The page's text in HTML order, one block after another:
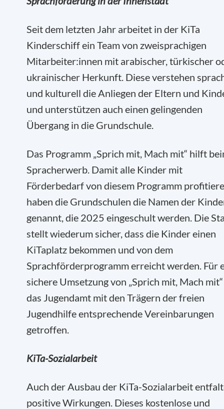
Seit dem letzten Jahr arbeitet in der KiTa
Kinderschiff ein Team von zweisprachigen
Mitarbeiter:innen mit arabischer, türkischer
ukrainischer Herkunft. Diese verstehen
und kulturell die Anliegen der Eltern und
und unterstützen auch einen gelingenden
Übergang in die Grundschule.
Das Programm „Sprich mit, Mach mit“ hilft
Spracherwerb. Damit alle Kinder mit
Förderbedarf von diesem Programm
haben die Grundschulen die Namen der
genannt, die 2025 eingeschult werden. Die
stellt wiederum sicher, dass die Kinder einen
KiTaplatz bekommen und von dem
Sprachförderprogramm erreicht werden. Für
sichere Umsetzung von „Sprich mit, Mach
das Jugendamt mit den Trägern der freien
Jugendhilfe entsprechende Vereinbarungen
getroffen.
KiTa-Sozialarbeit
Auch der Ausbau der KiTa-Sozialarbeit
positive Wirkungen. Dieses kostenlose und